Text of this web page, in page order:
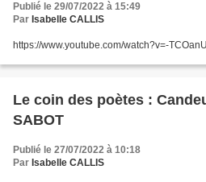
Publié le 29/07/2022 à 15:49
Par Isabelle CALLIS
https://www.youtube.com/watch?v=-
Le coin des poètes : Candeur d'Isabelle CALLIS-
SABOT
Publié le 27/07/2022 à 10:18
Par Isabelle CALLIS